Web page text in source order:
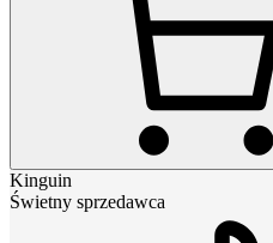
Kinguin
Świetny sprzedawca